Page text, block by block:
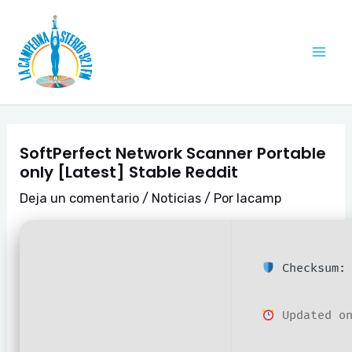
contenido
SoftPerfect Network Scanner Portable
only [Latest] Stable Reddit
Deja un comentario / Noticias / Por lacamp
Updated
de
entradas